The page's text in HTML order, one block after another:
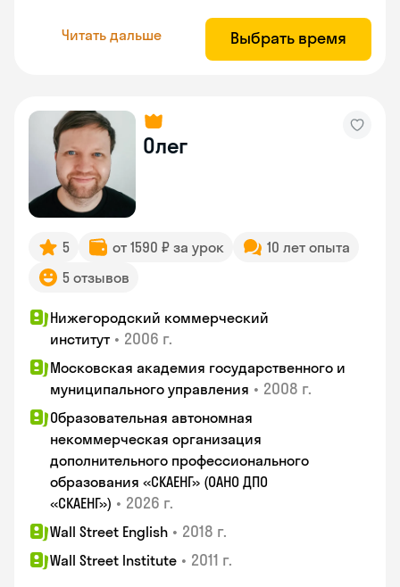
Читать дальше Выбрать время
Олег
5 от 1590 ₽ за урок
10 лет опыта
5 отзывов
Нижегородский коммерческий
институт • 2006 г.
Московская академия государственного и
муниципального управления • 2008 г.
Образовательная автономная
некоммерческая организация
дополнительного профессионального
образования «СКАЕНГ» (ОАНО ДПО
«СКАЕНГ») • 2026 г.
Wall Street English • 2018 г.
Wall Street Institute • 2011 г.